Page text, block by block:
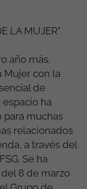
LA MUJER"
año más,
Mujer con la
de
ha
muchas
relacionados
a través del
Se ha
8 de marzo